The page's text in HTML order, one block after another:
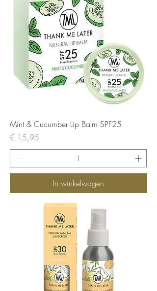
Mint & Cucumber Lip Balm SPF25
Prijs
€ 15,95
In winkelwagen